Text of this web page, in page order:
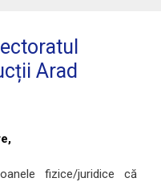
Arad
fizice/juridice că